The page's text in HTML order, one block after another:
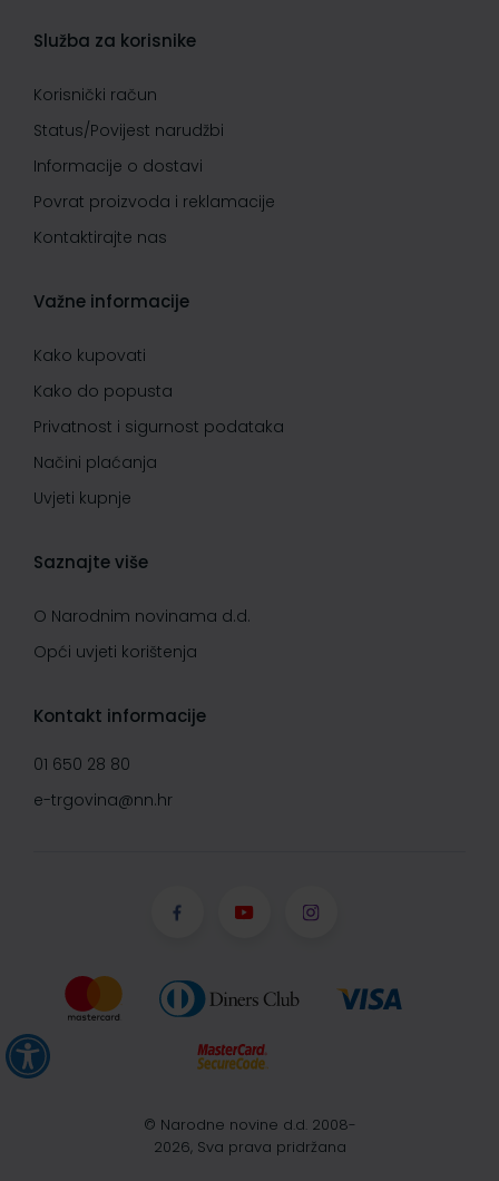
Služba za korisnike
Korisnički račun
Status/Povijest narudžbi
Informacije o dostavi
Povrat proizvoda i reklamacije
Kontaktirajte nas
Važne informacije
Kako kupovati
Kako do popusta
Privatnost i sigurnost podataka
Načini plaćanja
Uvjeti kupnje
Saznajte više
O Narodnim novinama d.d.
Opći uvjeti korištenja
Kontakt informacije
01 650 28 80
e-trgovina@nn.hr
© Narodne novine d.d. 2008-
2026, Sva prava pridržana